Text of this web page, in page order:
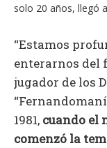
solo 20 años, llegó
“Estamos
enterarnos del
jugador de los
1981, cuando el
comenzó la